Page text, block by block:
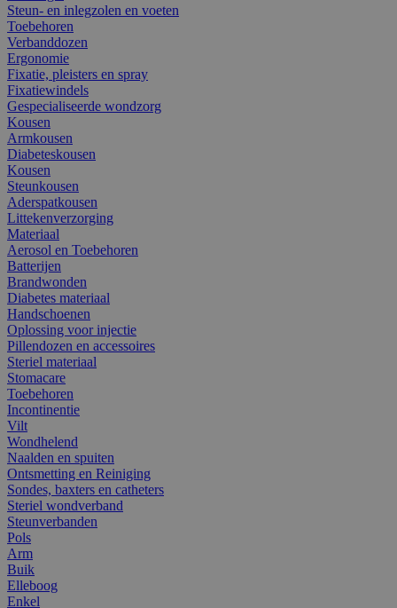
Steun- en inlegzolen en voeten
Toebehoren
Verbanddozen
Ergonomie
Fixatie, pleisters en spray
Fixatiewindels
Gespecialiseerde wondzorg
Kousen
Armkousen
Diabeteskousen
Kousen
Steunkousen
Aderspatkousen
Littekenverzorging
Materiaal
Aerosol en Toebehoren
Batterijen
Brandwonden
Diabetes materiaal
Handschoenen
Oplossing voor injectie
Pillendozen en accessoires
Steriel materiaal
Stomacare
Toebehoren
Incontinentie
Vilt
Wondhelend
Naalden en spuiten
Ontsmetting en Reiniging
Sondes, baxters en catheters
Steriel wondverband
Steunverbanden
Pols
Arm
Buik
Elleboog
Enkel